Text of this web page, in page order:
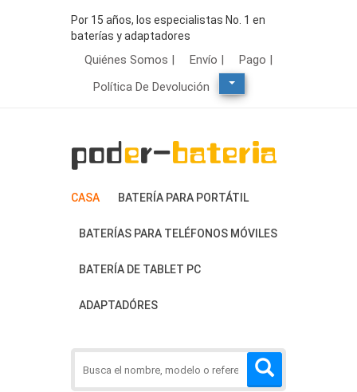
Por 15 años, los especialistas No. 1 en
baterías y adaptadores
Quiénes Somos | Envío |
Pago |
Política De Devolución
CASA BATERÍA PARA PORTÁTIL
BATERÍAS PARA TELÉFONOS MÓVILES
BATERÍA DE TABLET PC
ADAPTADÓRES